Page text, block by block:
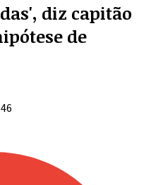
diz capitão
de